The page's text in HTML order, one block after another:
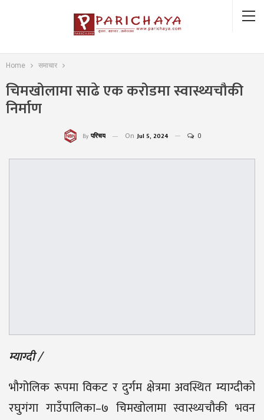
Home समाचार
चिमखोलामा साढे एक करोडमा स्वास्थ्यचौकी
निर्माण
By परिचय On Jul 5, 2024 0
म्याग्दी /
भौगोलिक रूपमा विकट र दुर्गम क्षेत्रमा अवस्थित म्याग्दीको
रघुगंगा गाउँपालिका–७ चिमखोलामा स्वास्थ्यचौकी भवन